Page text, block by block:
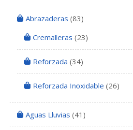
Abrazaderas (83)
Cremalleras (23)
Reforzada (34)
Reforzada Inoxidable (26)
Aguas Lluvias (41)